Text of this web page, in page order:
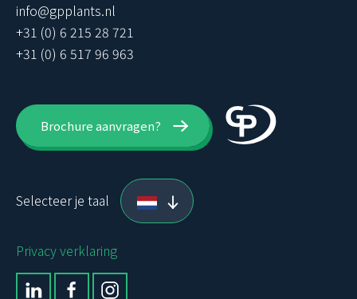
info@gpplants.nl
+31 (0) 6 215 28 721
+31 (0) 6 517 96 963
Brochure aanvragen?
Selecteer je taal
Privacy verklaring